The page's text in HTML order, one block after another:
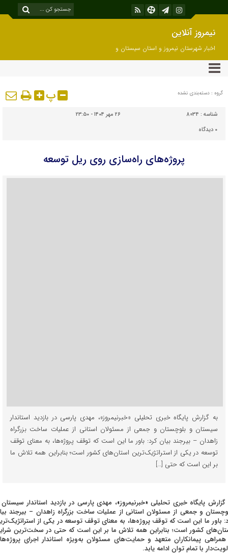
نیمروز آنلاین
اخبار شهرستان نیمروز و استان سیستان و
بلوچستان
گروه : دسته‌بندی نشده پ
شناسه : 8034
۲۶ مهر ۱۴۰۴ - ۲۳:۵۰
۰ دیدگاه
پروژه‌های راه‌سازی روی ریل توسعه
به گزارش پایگاه خبری تحلیلی «خبرنیمروز»، مهدی پارسی در بازدید استاندار
سیستان و بلوچستان و جمعی از مسئولان استانی از عملیات ساخت بزرگراه
زاهدان – بیرجند بیان کرد: باور ما این است که توقف پروژه‌ها، به معنای توقف
توسعه در یکی از استراتژیک‌ترین استان‌های کشور است؛ بنابراین همه تلاش ما
بر این است که حتی […]
گزارش پایگاه خبری تحلیلی «خبرنیمروز»، مهدی پارسی در بازدید استاندار
و جمعی از مسئولان استانی از عملیات ساخت بزرگراه زاهدان – بیرجند
باور ما این است که توقف پروژه‌ها، به معنای توقف توسعه در یکی از
کشور است؛ بنابراین همه تلاش ما بر این است که حتی در سخت‌ترین
همراهی پیمانکاران متعهد و حمایت‌های مسئولان به‌ویژه استاندار اجرای
با تمام توان ادامه یابد.